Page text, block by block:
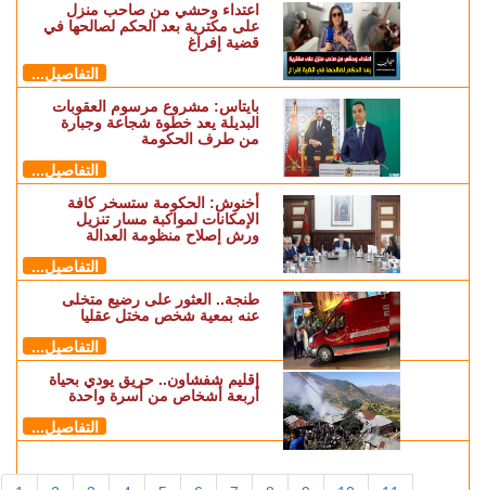
اعتداء وحشي من صاحب منزل
على مكترية بعد الحكم لصالحها في
قضية إفراغ
التفاصيل...
بايتاس: مشروع مرسوم العقوبات
البديلة يعد خطوة شجاعة وجبارة
من طرف الحكومة
التفاصيل...
أخنوش: الحكومة ستسخر كافة
‏الإمكانات لمواكبة مسار تنزيل
ورش إصلاح منظومة العدالة
التفاصيل...
طنجة.. العثور على رضيع متخلى
عنه بمعية شخص مختل عقليا
التفاصيل...
إقليم شفشاون.. حريق يودي بحياة
أربعة أشخاص من أسرة واحدة
التفاصيل...